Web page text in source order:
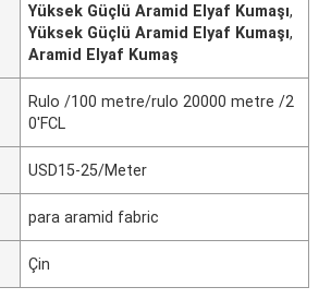
Yüksek Güçlü Aramid Elyaf Kumaşı,
Yüksek Güçlü Aramid Elyaf Kumaşı,
Aramid Elyaf Kumaş
Rulo /100 metre/rulo 20000 metre /2
0'FCL
USD15-25/Meter
para aramid fabric
Çin